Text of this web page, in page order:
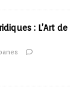
: L’Art de